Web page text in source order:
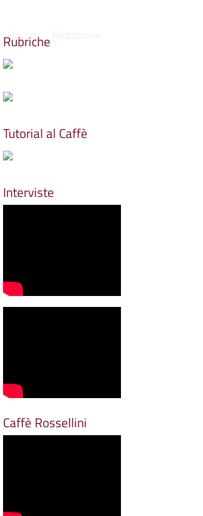
Visioni
Rubriche
Tutorial al Caffè
Interviste
Caffè Rossellini